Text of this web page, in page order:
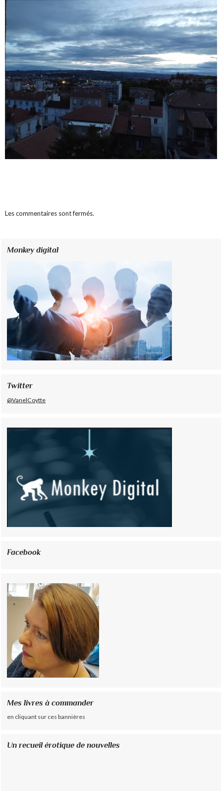
Les commentaires sont fermés.
Monkey digital
Twitter
@VanelCoytte
Facebook
Mes livres à commander
en cliquant sur ces bannières
Un recueil érotique de nouvelles